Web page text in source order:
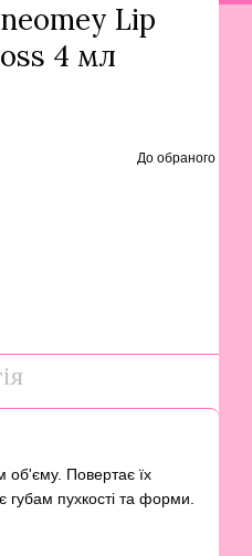
Lip
4 мл
До обраного
об'єму. Повертає їх
губам пухкості та форми.